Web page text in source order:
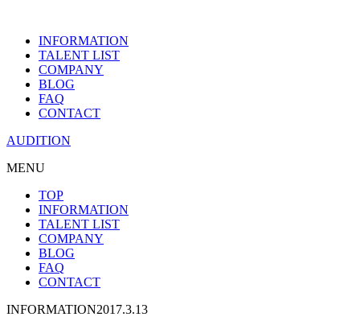
INFORMATION
TALENT LIST
COMPANY
BLOG
FAQ
CONTACT
AUDITION
MENU
TOP
INFORMATION
TALENT LIST
COMPANY
BLOG
FAQ
CONTACT
INFORMATION2017.3.13